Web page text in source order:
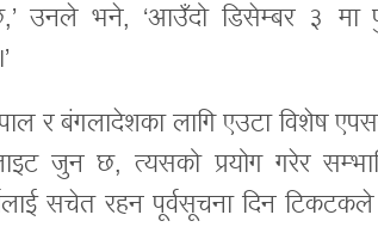
उनले भने, ‘आउँदो डिसेम्बर ३ मा
र बंगलादेशका लागि एउटा विशेष
जुन छ, त्यसको प्रयोग गरेर
सचेत रहन पूर्वसूचना दिन